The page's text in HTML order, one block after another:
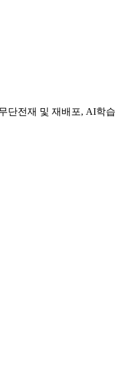
단전재 및 재배포, AI학습